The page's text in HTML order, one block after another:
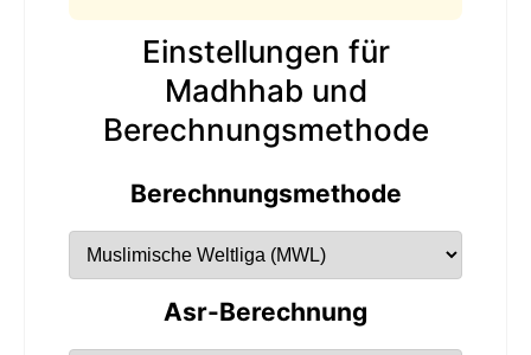
Einstellungen für
Madhhab und
Berechnungsmethode
Berechnungsmethode
Asr-Berechnung